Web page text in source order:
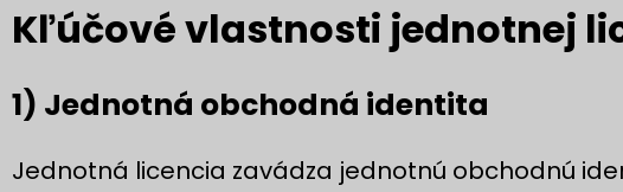
Kľúčové vlastnosti jednotnej
1) Jednotná obchodná identita
Jednotná licencia zavádza jednotnú obchodnú